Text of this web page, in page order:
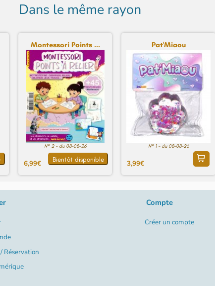
Dans le même rayon
Montessori Points ...
N° 2 - du 08-08-26
6,99€ Bientôt disponible
Pat'Miaou
N° 1 - du 08-08-26
3,99€
Réservation
Compte
Créer un compte